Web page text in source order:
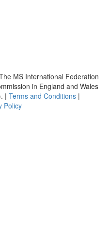
MS International Federation
in England and Wales
| Terms and Conditions |
Policy